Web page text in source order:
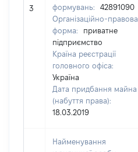
3
формувань:
42891090
Організаційно-правова
форма:
приватне
підприємство
Країна реєстрації
головного офіса:
Україна
Дата придбання майна
(набуття права):
18.03.2019
Найменування